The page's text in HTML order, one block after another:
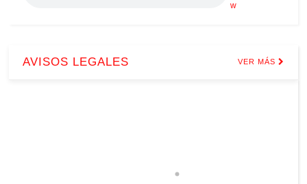
w
AVISOS LEGALES VER MÁS